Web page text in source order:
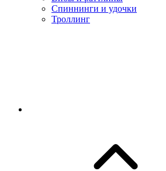
Спиннинги и удочки
Троллинг